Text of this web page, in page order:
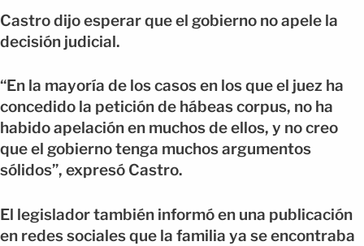
Castro dijo esperar que el gobierno no apele la
decisión judicial.
“En la mayoría de los casos en los que el juez ha
concedido la petición de hábeas corpus, no ha
habido apelación en muchos de ellos, y no creo
que el gobierno tenga muchos argumentos
sólidos”, expresó Castro.
El legislador también informó en una publicación
en redes sociales que la familia ya se encontraba